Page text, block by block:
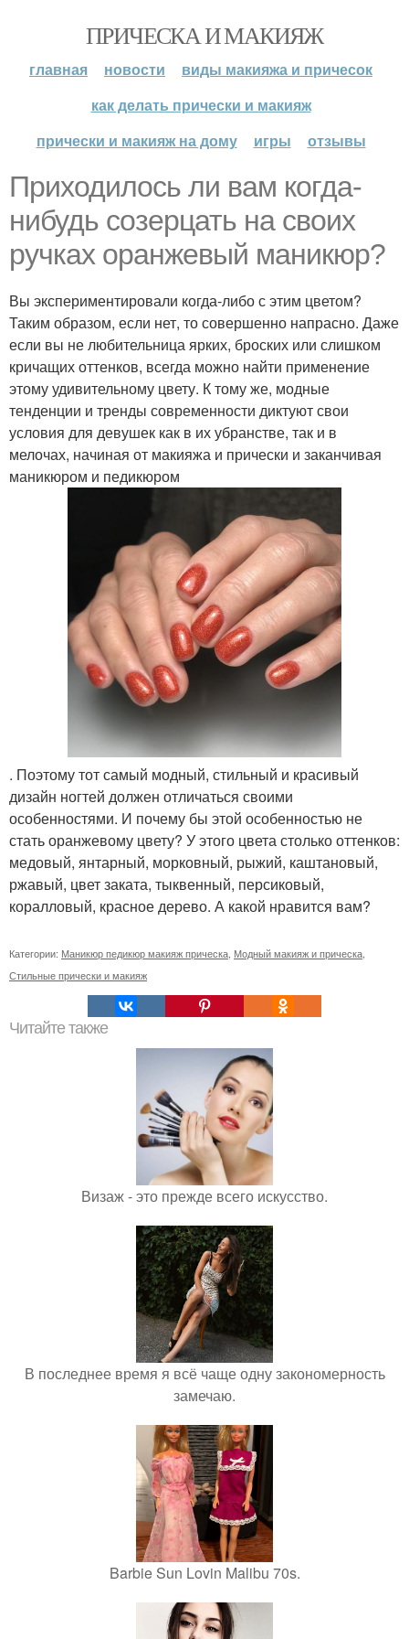
ПРИЧЕСКА И МАКИЯЖ
главная новости
виды макияжа и причесок
как делать прически и макияж
прически и макияж на дому
игры отзывы
Приходилось ли вам когда-
нибудь созерцать на своих
ручках оранжевый маникюр?
Вы экспериментировали когда-либо с этим цветом?
Таким образом, если нет, то совершенно напрасно. Даже
если вы не любительница ярких, броских или слишком
кричащих оттенков, всегда можно найти применение
этому удивительному цвету. К тому же, модные
тенденции и тренды современности диктуют свои
условия для девушек как в их убранстве, так и в
мелочах, начиная от макияжа и прически и заканчивая
маникюром и педикюром
. Поэтому тот самый модный, стильный и красивый
дизайн ногтей должен отличаться своими
особенностями. И почему бы этой особенностью не
стать оранжевому цвету? У этого цвета столько оттенков:
медовый, янтарный, морковный, рыжий, каштановый,
ржавый, цвет заката, тыквенный, персиковый,
коралловый, красное дерево. А какой нравится вам?
Категории: Маникюр педикюр макияж прическа Модный макияж и прическа
Стильные прически и макияж
Читайте также
Визаж - это прежде всего искусство.
В последнее время я всё чаще одну закономерность
замечаю.
Barbie Sun Lovin Malibu 70s.